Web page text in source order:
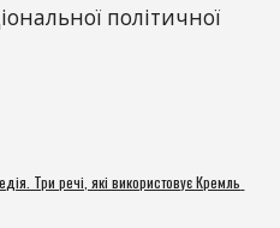
політичної
Три речі, які використовує Кремль